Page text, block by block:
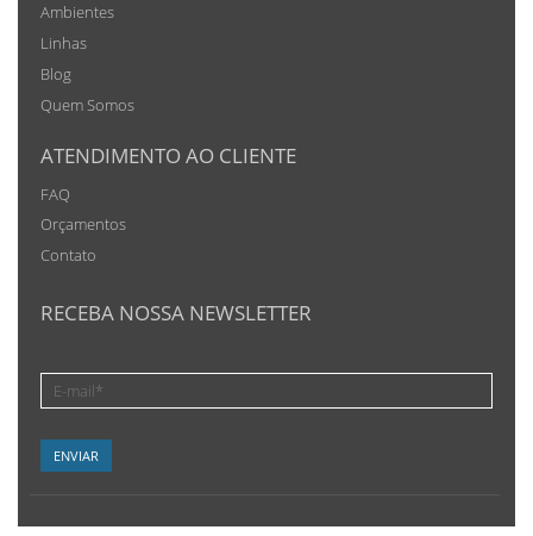
Ambientes
Linhas
Blog
Quem Somos
ATENDIMENTO AO CLIENTE
FAQ
Orçamentos
Contato
RECEBA NOSSA NEWSLETTER